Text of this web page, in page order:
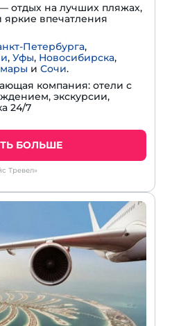
отдых на лучших пляжах,
яркие впечатления
Петербурга,
, Уфы, Новосибирска,
и Сочи.
компания: отели с
экскурсии,
24/7
БОЛЬШЕ
Тревел»